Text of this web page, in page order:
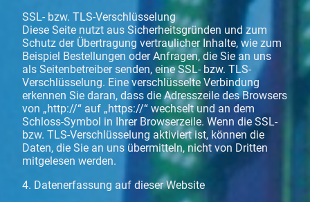
SSL- bzw. TLS-Verschlüsselung
Diese Seite nutzt aus Sicherheitsgründen und zum
Schutz der Übertragung vertraulicher Inhalte, wie zum
Beispiel Bestellungen oder Anfragen, die Sie an uns
als Seitenbetreiber senden, eine SSL- bzw. TLS-
Verschlüsselung. Eine verschlüsselte Verbindung
erkennen Sie daran, dass die Adresszeile des Browsers
von „http://“ auf „https://“ wechselt und an dem
Schloss-Symbol in Ihrer Browserzeile. Wenn die SSL-
bzw. TLS-Verschlüsselung aktiviert ist, können die
Daten, die Sie an uns übermitteln, nicht von Dritten
mitgelesen werden.
4. Datenerfassung auf dieser Website